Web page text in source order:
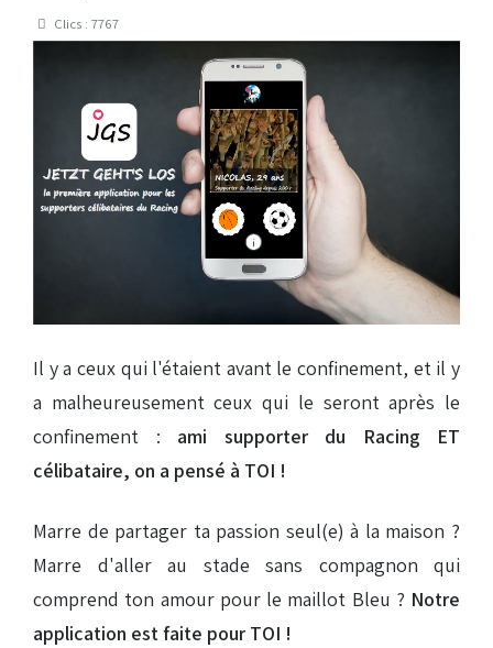
Clics : 7767
Il y a ceux qui l'étaient avant le confinement, et il y
a malheureusement ceux qui le seront après le
confinement : ami supporter du Racing ET
célibataire, on a pensé à TOI !
Marre de partager ta passion seul(e) à la maison ?
Marre d'aller au stade sans compagnon qui
comprend ton amour pour le maillot Bleu ? Notre
application est faite pour TOI !